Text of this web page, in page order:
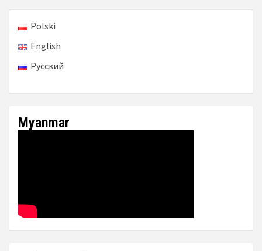
Polski
English
Русский
Myanmar